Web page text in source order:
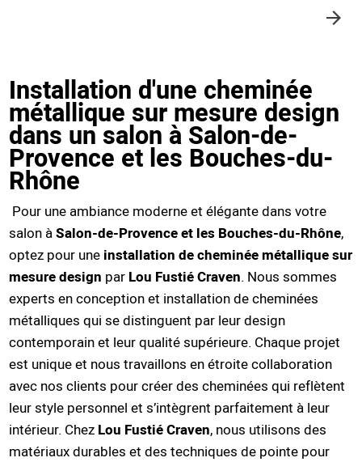
Installation d'une cheminée
métallique sur mesure design
dans un salon à Salon-de-
Provence et les Bouches-du-
Rhône
Pour une ambiance moderne et élégante dans votre
salon àSalon-de-Provence et les Bouches-du-Rhône,
optez pour une installation de cheminée métallique sur
mesure design par Lou Fustié Craven. Nous sommes
experts en conception et installation de cheminées
métalliques qui se distinguent par leur design
contemporain et leur qualité supérieure. Chaque projet
est unique et nous travaillons en étroite collaboration
avec nos clients pour créer des cheminées qui reflètent
leur style personnel et s’intègrent parfaitement à leur
intérieur. Chez Lou Fustié Craven, nous utilisons des
matériaux durables et des techniques de pointe pour